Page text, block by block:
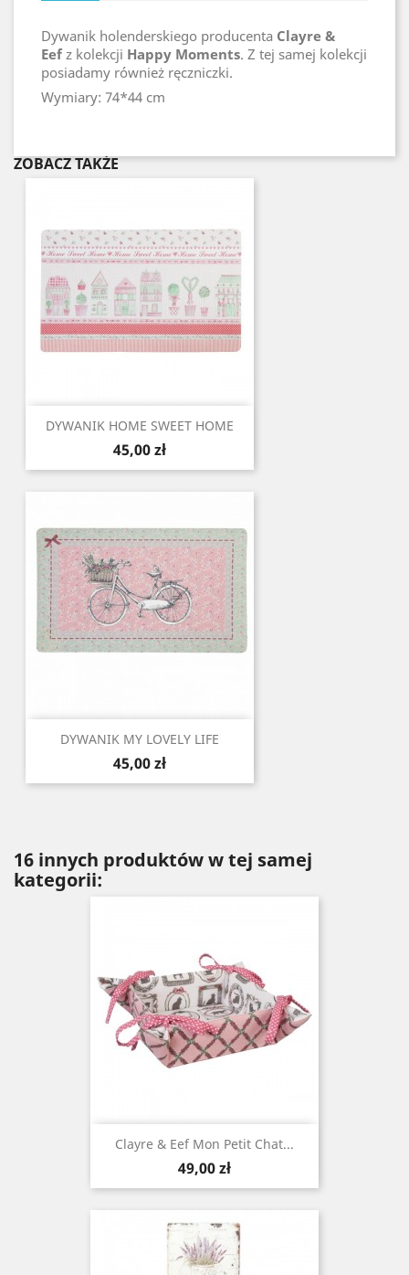
Dywanik holenderskiego producenta Clayre &
Eefz kolekcji Happy Moments. Z tej samej kolekcji
posiadamy również ręczniczki.
Wymiary: 74*44 cm
ZOBACZ TAKŻE
DYWANIK HOME SWEET HOME
Cena
45,00 zł
DYWANIK MY LOVELY LIFE
Cena
45,00 zł
16 innych produktów w tej samej
kategorii:
Clayre & Eef Mon Petit Chat...
Cena
49,00 zł